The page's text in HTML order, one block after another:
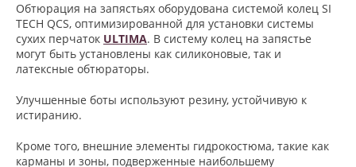
Обтюрация на запястьях оборудована системой колец SI
TECH QCS, оптимизированной для установки системы
сухих перчаток ULTIMA. В систему колец на запястье
могут быть установлены как силиконовые, так и
латексные обтюраторы.
Улучшенные боты используют резину, устойчивую к
истиранию.
Кроме того, внешние элементы гидрокостюма, такие как
карманы и зоны, подверженные наибольшему